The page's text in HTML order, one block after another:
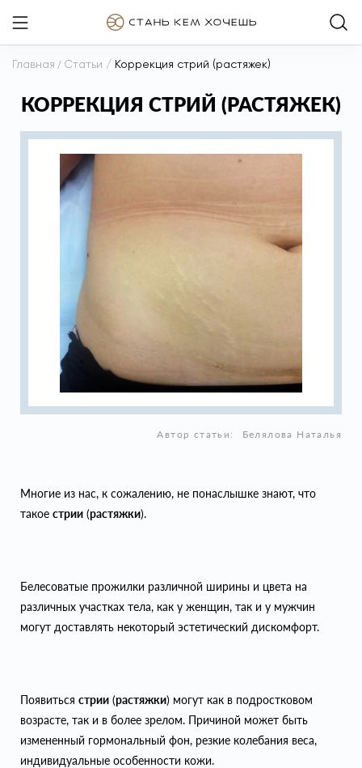
Главная / Статьи / Коррекция стрий (растяжек)
КОРРЕКЦИЯ СТРИЙ (РАСТЯЖЕК)
Автор статьи: Белялова Наталья
Многие из нас, к сожалению, не понаслышке знают, что
такое стрии (растяжки).
Белесоватые прожилки различной ширины и цвета на
различных участках тела, как у женщин, так и у мужчин
могут доставлять некоторый эстетический дискомфорт.
Появиться стрии (растяжки) могут как в подростковом
возрасте, так и в более зрелом. Причиной может быть
измененный гормональный фон, резкие колебания веса,
индивидуальные особенности кожи.